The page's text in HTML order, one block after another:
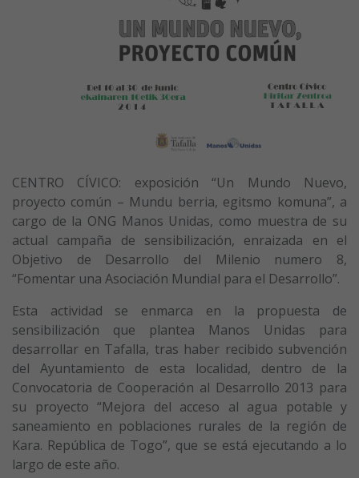
CENTRO CÍVICO: exposición “Un Mundo Nuevo,
proyecto común – Mundu berria, egitsmo komuna”, a
cargo de la ONG Manos Unidas, como muestra de su
actual campaña de sensibilización, enraizada en el
Objetivo de Desarrollo del Milenio numero 8,
“Fomentar una Asociación Mundial para el Desarrollo”.
Esta actividad se enmarca en la propuesta de
sensibilización que plantea Manos Unidas para
desarrollar en Tafalla, tras haber recibido subvención
del Ayuntamiento de esta localidad, dentro de la
Convocatoria de Cooperación al Desarrollo 2013 para
su proyecto “Mejora del acceso al agua potable y
saneamiento en poblaciones rurales de la región de
Kara. República de Togo”, que se está ejecutando a lo
largo de este año.